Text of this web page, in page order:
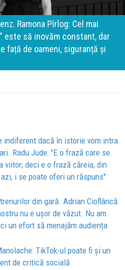
Ramona Pîrlog: Cel mai
este să inovăm constant, dar
față de oameni, siguranță și
indiferent dacă în istorie vom intra
Radu Jude: "E o frază care se
viitor; deci e o frază căreia, din
i se poate oferi un răspuns"
din gară. Adrian Cioflâncă:
nu e ușor de văzut. Nu am
un efort să menajăm audiența
TikTok-ul poate fi și un
de critică socială